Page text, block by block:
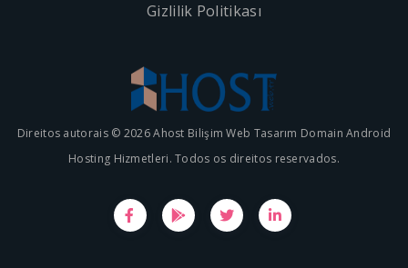
Gizlilik Politikası
Direitos autorais © 2026 Ahost Bilişim Web Tasarım Domain Android
Hosting Hizmetleri. Todos os direitos reservados.